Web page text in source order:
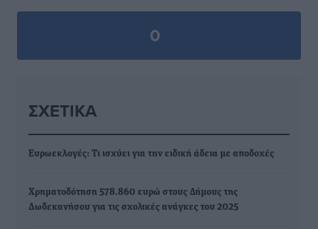
0
ΣΧΕΤΙΚΆ
Ευρωεκλογές: Τι ισχύει για την ειδική άδεια με αποδοχές
Χρηματοδότηση 578.860 ευρώ στους Δήμους της
Δωδεκανήσου για τις σχολικές ανάγκες του 2025